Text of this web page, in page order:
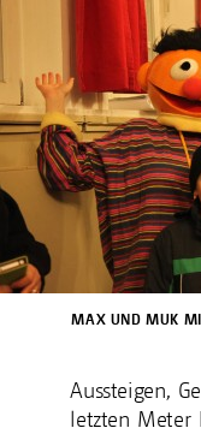
MAX UND MUK
Aussteigen,
letzten Meter